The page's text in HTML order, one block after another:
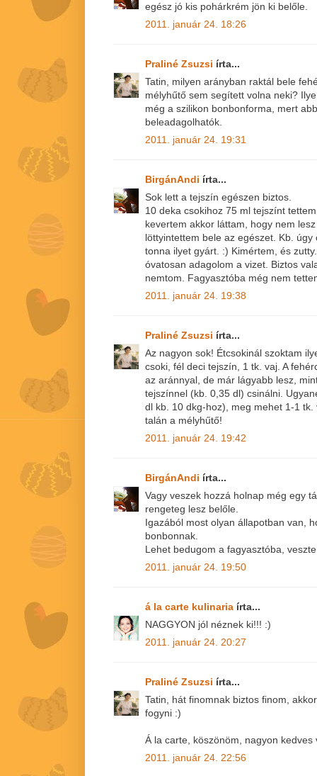
egész jó kis pohárkrém jön ki belőle.
2011. január 24. 18:26
Praliné Zsuzsi írta...
Tatin, milyen arányban raktál bele
mélyhűtő sem segített volna neki?
még a szilikon bonbonforma, mert
beleadagolhatók.
2011. január 24. 19:31
BirgánAndi írta...
Sok lett a tejszín egészen biztos.
10 deka csokihoz 75 ml tejszínt
kevertem akkor láttam, hogy nem
löttyintettem bele az egészet. Kb.
tonna ilyet gyárt. :) Kimértem, és
óvatosan adagolom a vizet. Biztos
nemtom. Fagyasztóba még nem
2011. január 24. 19:38
Praliné Zsuzsi írta...
Az nagyon sok! Étcsokinál szoktam
csoki, fél deci tejszín, 1 tk. vaj. A
az aránnyal, de már lágyabb lesz,
tejszínnel (kb. 0,35 dl) csinálni.
dl kb. 10 dkg-hoz), meg mehet 1-1
talán a mélyhűtő!
2011. január 24. 19:42
BirgánAndi írta...
Vagy veszek hozzá holnap még egy
rengeteg lesz belőle.
Igazából most olyan állapotban van,
bonbonnak.
Lehet bedugom a fagyasztóba,
2011. január 24. 19:50
á la carte kulinaria írta...
NAGGYON jól néznek ki!!! :)
2011. január 24. 20:27
Praliné Zsuzsi írta...
Tatin, hát finomnak biztos finom,
fogyni :)
Á la carte, köszönöm, nagyon kedves
2011. január 24. 22:56